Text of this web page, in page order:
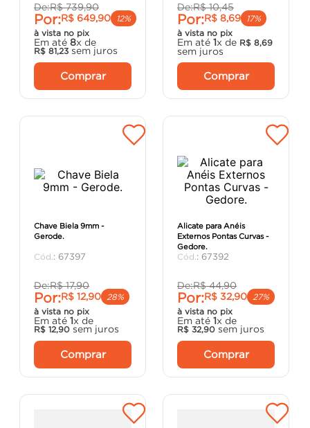
De:R$ 739,90
Por:R$ 649,90
12%
à vista no pix
Em até 8x de
R$ 81,23 sem juros
Comprar
De:R$ 10,45
Por:R$ 8,69
17%
à vista no pix
Em até 1x de R$ 8,69
sem juros
Comprar
Chave Biela 9mm -
Gerode.
: 67397
De:R$ 17,90
Por:R$ 12,90
28%
à vista no pix
Em até 1x de
R$ 12,90 sem juros
Comprar
Alicate para Anéis
Externos Pontas Curvas -
Gedore.
: 67392
De:R$ 44,90
Por:R$ 32,90
27%
à vista no pix
Em até 1x de
R$ 32,90 sem juros
Comprar
º cadeira